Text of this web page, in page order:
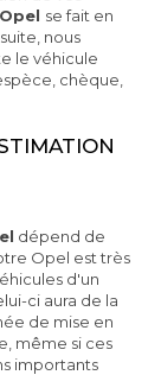
se fait en
nous
le véhicule
chèque,
dépend de
Opel est très
d'un
ci aura de la
de mise en
même si ces
importants